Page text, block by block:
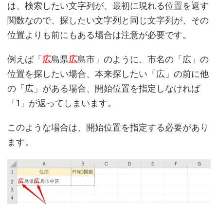
は、検索したい文字列が、最初に現れる位置を返す
関数なので、探したい文字列と同じ文字列が、その
位置よりも前にもある場合は注意が必要です。
例えば「 広島県広島市」のように、市名の「広」の
位置を探したい場合、本来探したい「広」の前に他
の「広」がある場合、開始位置を指定しなければ
「1」が返ってしまいます。
このような場合は、開始位置を指定する必要があり
ます。